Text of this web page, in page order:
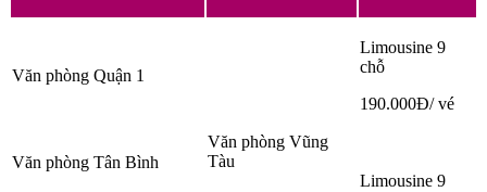
Văn phòng Quận 1
Văn phòng Vũng
Tàu
Limousine 9
chỗ
190.000Đ/ vé
Văn phòng Tân Bình
Limousine 9